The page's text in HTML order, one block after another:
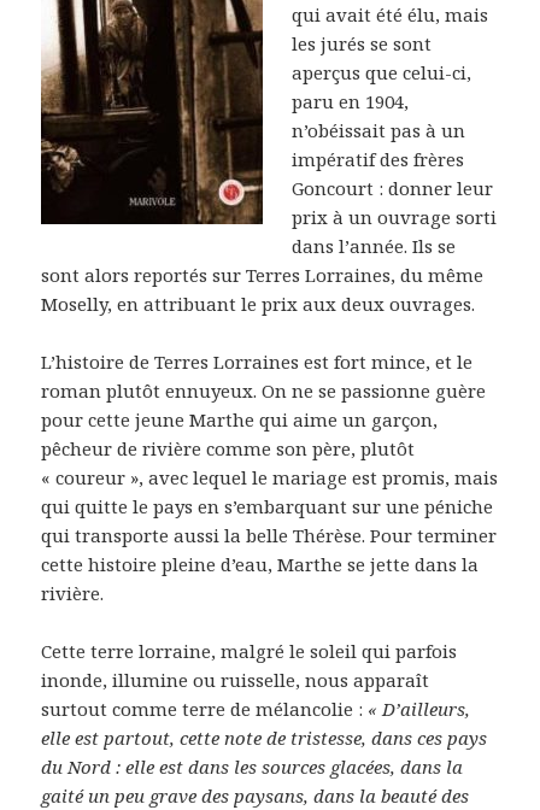
qui avait été élu, mais
les jurés se sont
aperçus que celui-ci,
paru en 1904,
n’obéissait pas à un
impératif des frères
Goncourt : donner leur
prix à un ouvrage sorti
dans l’année. Ils se
sont alors reportés sur Terres Lorraines, du même
Moselly, en attribuant le prix aux deux ouvrages.
L’histoire de Terres Lorraines est fort mince, et le
roman plutôt ennuyeux. On ne se passionne guère
pour cette jeune Marthe qui aime un garçon,
pêcheur de rivière comme son père, plutôt
« coureur », avec lequel le mariage est promis, mais
qui quitte le pays en s’embarquant sur une péniche
qui transporte aussi la belle Thérèse. Pour terminer
cette histoire pleine d’eau, Marthe se jette dans la
rivière.
Cette terre lorraine, malgré le soleil qui parfois
inonde, illumine ou ruisselle, nous apparaît
surtout comme terre de mélancolie : « D’ailleurs,
elle est partout, cette note de tristesse, dans ces pays
du Nord : elle est dans les sources glacées, dans la
gaité un peu grave des paysans, dans la beauté des